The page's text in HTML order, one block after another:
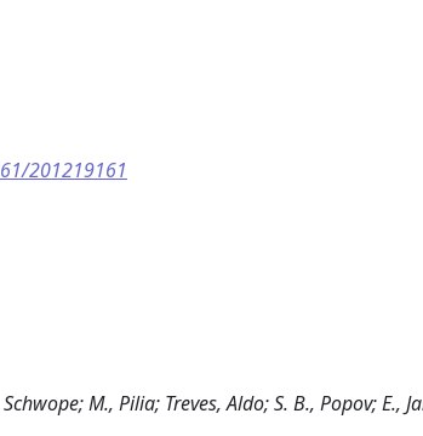
201219161
M., Pilia; Treves, Aldo; S. B., Popov; E.,